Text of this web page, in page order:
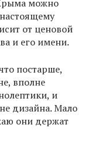
можно
от ценовой
и его имени.
постарше,
вполне
и
дизайна. Мало
они держат